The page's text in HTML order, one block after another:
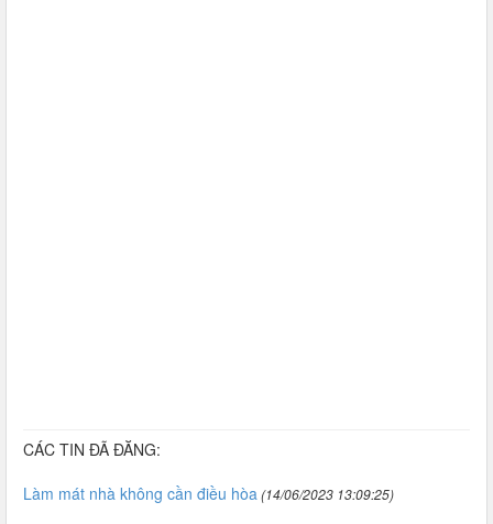
CÁC TIN ĐÃ ĐĂNG:
Làm mát nhà không cần điều hòa (14/06/2023 13:09:25)